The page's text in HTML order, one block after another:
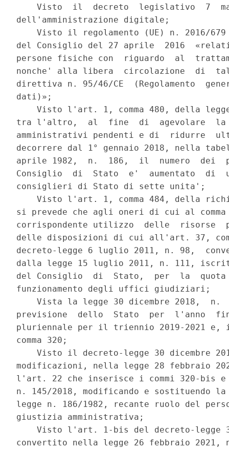
Visto  il  decreto  legislativo  7
dell'amministrazione digitale;
Visto il regolamento (UE) n. 2016/
del Consiglio del 27 aprile  2016
persone fisiche con  riguardo  al
nonche' alla libera  circolazione  di
direttiva n. 95/46/CE  (Regolamento
dati)»;
Visto l'art. 1, comma 480, della
tra l'altro,  al  fine  di  agevolare  la
amministrativi pendenti e di  ridurre
decorrere dal 1° gennaio 2018, nella
aprile 1982,  n.  186,  il  numero  dei
Consiglio  di  Stato  e'  aumentato  di
consiglieri di Stato di sette unita';
Visto l'art. 1, comma 484, della
si prevede che agli oneri di cui al
corrispondente utilizzo  delle  risorse
delle disposizioni di cui all'art. 37,
decreto-legge 6 luglio 2011, n. 98,
dalla legge 15 luglio 2011, n. 111,
del Consiglio  di  Stato,  per  la
funzionamento degli uffici giudiziari;
Vista la legge 30 dicembre 2018,  n.
previsione  dello  Stato  per  l'anno
pluriennale per il triennio 2019-2021
comma 320;
Visto il decreto-legge 30 dicembre
modificazioni, nella legge 28 febbraio
l'art. 22 che inserisce i commi 320-bis
n. 145/2018, modificando e
legge n. 186/1982, recante ruolo del
giustizia amministrativa;
Visto l'art. 1-bis del decreto-legge
convertito nella legge 26 febbraio